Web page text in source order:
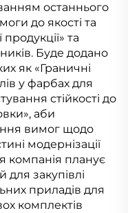
останнього
до якості та
та
Буде додано
як «Граничні
у фарбах для
стійкості до
аби
вимог щодо
модернізації
компанія планує
для закупівлі
приладів для
комплектів